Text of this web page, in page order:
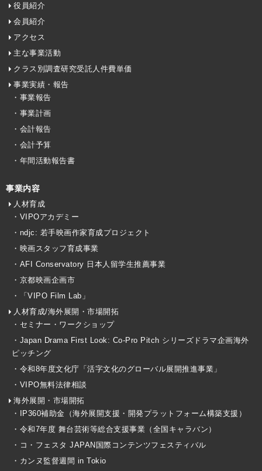
役員紹介
会員紹介
アクセス
主な事業活動
クラス別調査研究受託人件費単価
事業実績・報告
・事業報告
・事業計画
・会計報告
・会計予算
・年間活動報告書
事業内容
人材育成
・VIPOアカデミー
・ndjc: 若手映画作家育成プロジェクト
・映画スタッフ育成事業
・AFI Conservatory 日本人留学生推薦事業
・京都映画企画市
・「VIPO Film Lab」
人材育成/海外展開・市場開拓
・セミナー・ワークショップ
・Japan Drama First Look: Co-Pro Pitch シリーズドラマ企画海外
ピッチング
・令和8年度文化庁「活字文化のグローバル展開推進事業」
・VIPO無料法律相談
海外展開・市場開拓
・IP360補助金（海外展開支援・開発プラットフォーム構築支援）
・令和7年度 舞台芸術等総合支援事業（全国キャラバン）
・コ・フェスタ JAPAN国際コンテンツフェスティバル
・カンヌ監督週間 in Tokio